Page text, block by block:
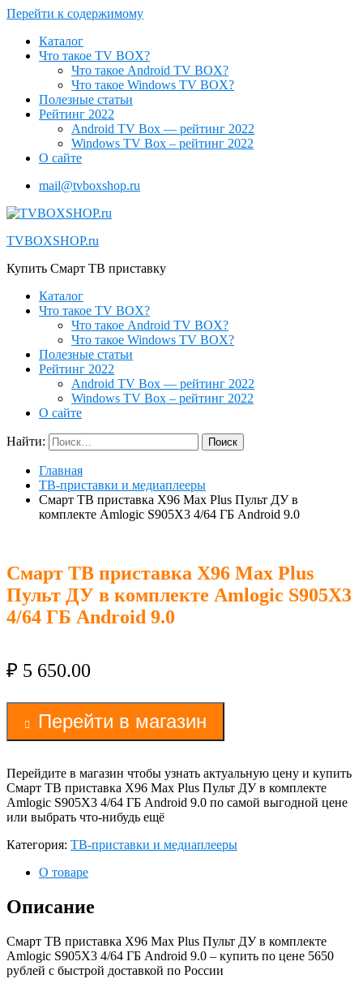
Перейти к содержимому
Каталог
Что такое TV BOX?
Что такое Android TV BOX?
Что такое Windows TV BOX?
Полезные статьи
Рейтинг 2022
Android TV Box — рейтинг 2022
Windows TV Box – рейтинг 2022
О сайте
mail@tvboxshop.ru
TVBOXSHOP.ru
Купить Смарт ТВ приставку
Каталог
Что такое TV BOX?
Что такое Android TV BOX?
Что такое Windows TV BOX?
Полезные статьи
Рейтинг 2022
Android TV Box — рейтинг 2022
Windows TV Box – рейтинг 2022
О сайте
Найти:
Главная
ТВ-приставки и медиаплееры
Смарт ТВ приставка X96 Max Plus Пульт ДУ в
комплекте Amlogic S905X3 4/64 ГБ Android 9.0
Смарт ТВ приставка X96 Max Plus
Пульт ДУ в комплекте Amlogic S905X3
4/64 ГБ Android 9.0
₽ 5 650.00
Перейти в магазин
Перейдите в магазин чтобы узнать актуальную цену и купить
Смарт ТВ приставка X96 Max Plus Пульт ДУ в комплекте
Amlogic S905X3 4/64 ГБ Android 9.0 по самой выгодной цене
или выбрать что-нибудь ещё
Категория: ТВ-приставки и медиаплееры
О товаре
Описание
Смарт ТВ приставка X96 Max Plus Пульт ДУ в комплекте
Amlogic S905X3 4/64 ГБ Android 9.0 – купить по цене 5650
рублей с быстрой доставкой по России